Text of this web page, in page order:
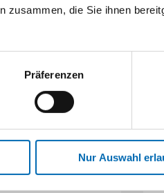
zusammen, die Sie ihnen
Präferenzen
Nur Auswahl